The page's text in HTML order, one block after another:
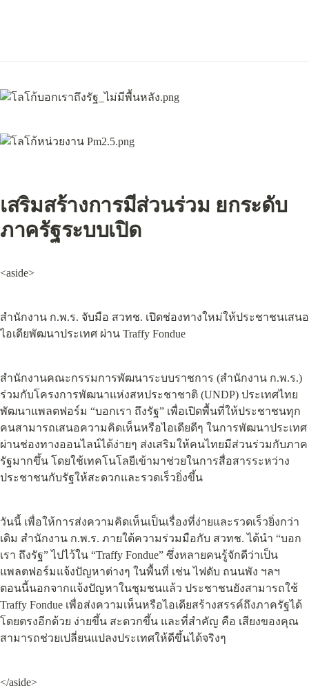
เสริมสร้างการมีส่วนร่วม ยกระดับ
ภาครัฐระบบเปิด
<aside>
สำนักงาน ก.พ.ร. จับมือ สวทช. เปิดช่องทางใหม่ให้ประชาชนเสนอ
ไอเดียพัฒนาประเทศ ผ่าน Traffy Fondue
สำนักงานคณะกรรมการพัฒนาระบบราชการ (สำนักงาน ก.พ.ร.)
ร่วมกับโครงการพัฒนาแห่งสหประชาชาติ (UNDP) ประเทศไทย
พัฒนาแพลตฟอร์ม “บอกเรา ถึงรัฐ” เพื่อเปิดพื้นที่ให้ประชาชนทุก
คนสามารถเสนอความคิดเห็นหรือไอเดียดีๆ ในการพัฒนาประเทศ
ผ่านช่องทางออนไลน์ได้ง่ายๆ ส่งเสริมให้คนไทยมีส่วนร่วมกับภาค
รัฐมากขึ้น โดยใช้เทคโนโลยีเข้ามาช่วยในการสื่อสารระหว่าง
ประชาชนกับรัฐให้สะดวกและรวดเร็วยิ่งขึ้น
วันนี้ เพื่อให้การส่งความคิดเห็นเป็นเรื่องที่ง่ายและรวดเร็วยิ่งกว่า
เดิม สำนักงาน ก.พ.ร. ภายใต้ความร่วมมือกับ สวทช. ได้นำ “บอก
เรา ถึงรัฐ” ไปไว้ใน “Traffy Fondue” ซึ่งหลายคนรู้จักดีว่าเป็น
แพลตฟอร์มแจ้งปัญหาต่างๆ ในพื้นที่ เช่น ไฟดับ ถนนพัง ฯลฯ
ตอนนี้นอกจากแจ้งปัญหาในชุมชนแล้ว ประชาชนยังสามารถใช้
Traffy Fondue เพื่อส่งความเห็นหรือไอเดียสร้างสรรค์ถึงภาครัฐได้
โดยตรงอีกด้วย ง่ายขึ้น สะดวกขึ้น และที่สำคัญ คือ เสียงของคุณ
สามารถช่วยเปลี่ยนแปลงประเทศให้ดีขึ้นได้จริงๆ
</aside>